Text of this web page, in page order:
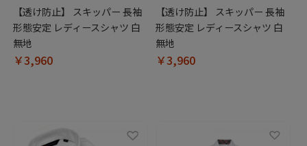
【透け防止】 スキッパー 長袖
形態安定 レディースシャツ 白
無地
￥3,960
【透け防止】 スキッパー 長袖
形態安定 レディースシャツ 白
無地
￥3,960